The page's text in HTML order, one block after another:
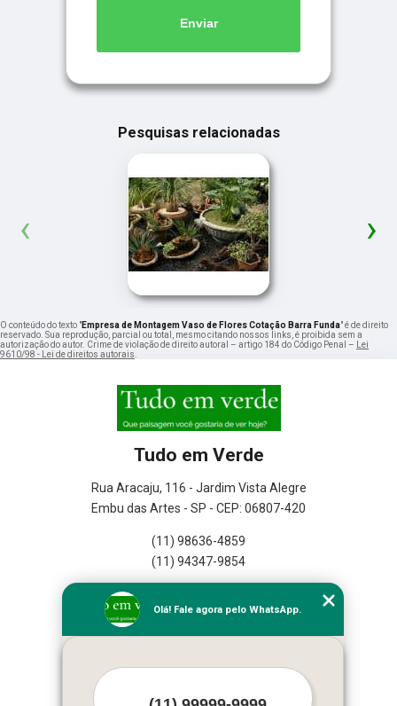
Enviar
Pesquisas relacionadas
‹ ›
O conteúdo do texto "Empresa de Montagem Vaso de Flores Cotação Barra Funda" é de direito
reservado. Sua reprodução, parcial ou total, mesmo citando nossos links, é proibida sem a
autorização do autor. Crime de violação de direito autoral – artigo 184 do Código Penal –
Lei
9610/98 - Lei de direitos autorais
Tudo em Verde
Rua Aracaju, 116 - Jardim Vista Alegre
Embu das Artes - SP - CEP: 06807-420
(11) 98636-4859
(11) 94347-9854
Empresa
Missão
Mapa do site
Olá! Fale agora pelo WhatsApp.